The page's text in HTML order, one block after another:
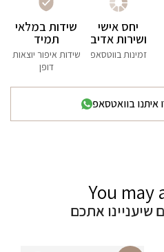
יחס אישי
ושירות אדיב
זמינות בווטסאפ
שידות במלאי
תמיד
שידות איפור יוצאות
דופן
בוואטסאפ
You may
שיעניינו אתכם